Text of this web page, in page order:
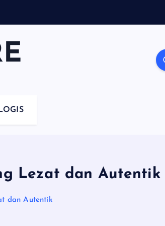
Lezat dan Autentik
dan Autentik